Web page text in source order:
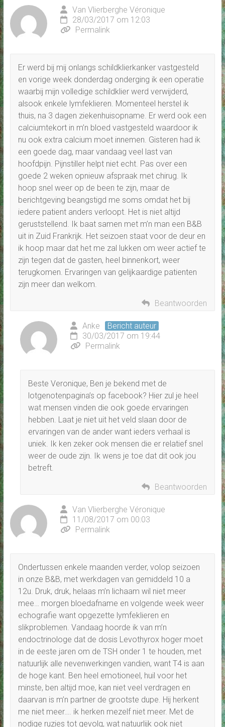
Van Vlierberghe Véronique
28/03/2017 om 12:03
Permalink
Er werd bij mij onlangs schildklierkanker vastgesteld
en vorige week donderdag onderging ik een operatie
waarbij mijn volledige schildklier werd verwijderd,
alsook enkele lymfeklieren. Momenteel herstel ik
thuis, na 3 dagen ziekenhuisopname. Er werd ook een
calciumtekort in m’n bloed vastgesteld waardoor ik
nu ook extra calcium moet innemen. Gisteren had ik
een goede dag, maar vandaag veel last van
hoofdpijn. Pijnstiller helpt niet echt. Pas over een
goede 2 weken opnieuw afspraak met chirug. Ik
hoop snel weer op de been te zijn, maar de
berichtgeving beangstigd me soms omdat het bij
iedere patient anders verloopt. Het is niet altijd
geruststellend. Ik baat samen met m’n man een B&B
uit in Zuid Frankrijk. Het seizoen staat voor de deur en
ik hoop maar dat het me zal lukken om weer actief te
zijn tegen dat de gasten, heel binnenkort, weer
terugkomen. Ervaringen van gelijkaardige patienten
zijn meer dan welkom.
Beantwoorden
Anke
Bericht auteur
30/03/2017 om 19:44
Permalink
Beste Veronique, Ben je bekend met de
lotgenotenpagina’s op facebook? Hier zul je heel
wat mensen vinden die ook goede ervaringen
hebben. Laat je niet uit het veld slaan door de
ervaringen van de ander want ieders verhaal is
uniek. Ik ken zeker ook mensen die er relatief snel
weer de oude zijn. Ik wens je toe dat dit ook jou
betreft.
Beantwoorden
Van Vlierberghe Véronique
11/08/2017 om 00:03
Permalink
Ondertussen enkele maanden verder, volop seizoen
in onze B&B, met werkdagen van gemiddeld 10 a
12u. Druk, druk, helaas m’n lichaam wil niet meer
mee… morgen bloedafname en volgende week weer
echografie want opgezette lymfeklieren en
slikproblemen. Vandaag hoorde ik van m’n
endoctrinologe dat de dosis Levothyrox hoger moet
in de eeste jaren om de TSH onder 1 te houden, met
natuurlijk alle nevenwerkingen vandien, want T4 is aan
de hoge kant. Ben heel emotioneel, huil voor het
minste, ben altijd moe, kan niet veel verdragen en
daarvan is m’n partner de grootste dupe. Hij herkent
me niet meer…. ik herken mezelf niet meer. Met de
nodige ruzies tot gevolg, wat natuurlijk ook niet